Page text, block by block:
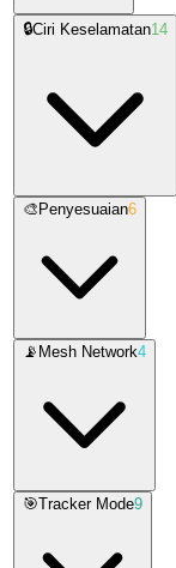
🔒Ciri Keselamatan14
🎨Penyesuaian6
📡 Mesh Network4
🎯Tracker Mode9